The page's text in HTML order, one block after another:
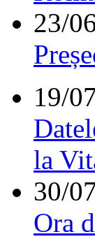
23/
19/
la
30/
Ora